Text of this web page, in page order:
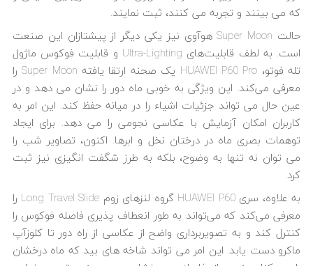
که می بینند و تجربه می کنند، ثبت نمایند.
حالت Super Moon هوآوی نیز یکی دیگر از پیشتازان این صنعت
است. به لطف قابلیت‌های Ultra-Lighting و قابلیت فوکوس ماژول
تله فوتو، HUAWEI P60 Pro یک صحنه ارتقا یافته Super Moon را
معرفی می‌کند. این ویژگی به خوبی ماه دور را نشان می دهد و در
عین حال می تواند جزئیات اشیاء را در میانه حفظ کند. این امر به
کاربران امکان آزمایش با عکاسی نجومی را می دهد. برای ایجاد
توهمات بصری ماه در درختان نخل و ابرها. اکنون، تصاویر شب را
می توان نه تنها به وضوح، بلکه به طرز شگفت انگیزی نیز ثبت
کرد.
به علاوه، سری HUAWEI P60 گروه لنزهای زوم Long Travel Slide را
معرفی می‌کند که می‌تواند به طور انعطاف پذیری فاصله فوکوس را
کنترل کند و به تصویربرداری واضح از عکاسی از راه دور تا کلوزآپ
ماکرو دست یابد. این امر می تواند شاخه های بید که ماه درخشان